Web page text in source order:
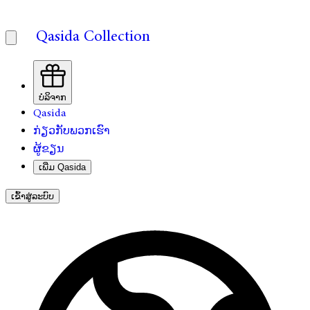
Qasida Collection
ບໍລິຈາກ
Qasida
ກ່ຽວກັບພວກເຮົາ
ຜູ້ຂຽນ
ເພີ່ມ Qasida
ເຂົ້າສູ່ລະບົບ